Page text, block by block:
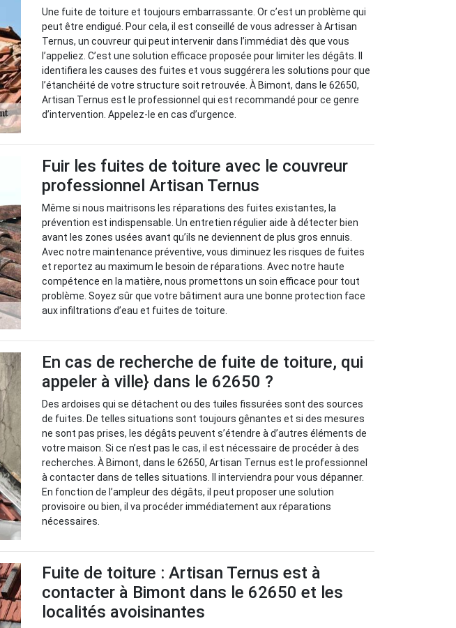
Une fuite de toiture et toujours embarrassante. Or c’est un problème qui
peut être endigué. Pour cela, il est conseillé de vous adresser à Artisan
Ternus, un couvreur qui peut intervenir dans l’immédiat dès que vous
l’appeliez. C’est une solution efficace proposée pour limiter les dégâts. Il
identifiera les causes des fuites et vous suggérera les solutions pour que
l’étanchéité de votre structure soit retrouvée. À Bimont, dans le 62650,
Artisan Ternus est le professionnel qui est recommandé pour ce genre
d’intervention. Appelez-le en cas d’urgence.
Fuir les fuites de toiture avec le couvreur
professionnel Artisan Ternus
Même si nous maitrisons les réparations des fuites existantes, la
prévention est indispensable. Un entretien régulier aide à détecter bien
avant les zones usées avant qu’ils ne deviennent de plus gros ennuis.
Avec notre maintenance préventive, vous diminuez les risques de fuites
et reportez au maximum le besoin de réparations. Avec notre haute
compétence en la matière, nous promettons un soin efficace pour tout
problème. Soyez sûr que votre bâtiment aura une bonne protection face
aux infiltrations d’eau et fuites de toiture.
En cas de recherche de fuite de toiture, qui
appeler à ville} dans le 62650 ?
Des ardoises qui se détachent ou des tuiles fissurées sont des sources
de fuites. De telles situations sont toujours gênantes et si des mesures
ne sont pas prises, les dégâts peuvent s’étendre à d’autres éléments de
votre maison. Si ce n’est pas le cas, il est nécessaire de procéder à des
recherches. À Bimont, dans le 62650, Artisan Ternus est le professionnel
à contacter dans de telles situations. Il interviendra pour vous dépanner.
En fonction de l’ampleur des dégâts, il peut proposer une solution
provisoire ou bien, il va procéder immédiatement aux réparations
nécessaires.
Fuite de toiture : Artisan Ternus est à
contacter à Bimont dans le 62650 et les
localités avoisinantes